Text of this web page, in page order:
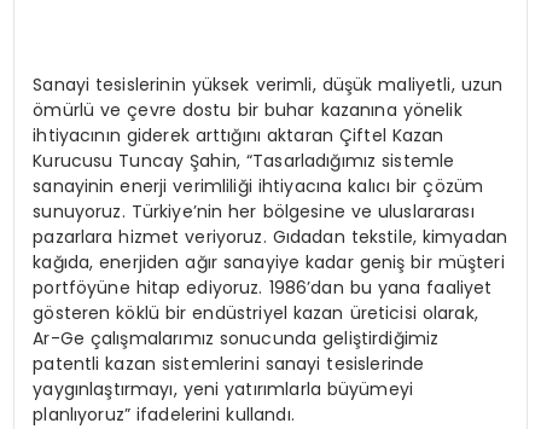
Sanayi tesislerinin yüksek verimli, düşük maliyetli, uzun
ömürlü ve çevre dostu bir buhar kazanına yönelik
ihtiyacının giderek arttığını aktaran Çiftel Kazan
Kurucusu Tuncay Şahin, “Tasarladığımız sistemle
sanayinin enerji verimliliği ihtiyacına kalıcı bir çözüm
sunuyoruz. Türkiye’nin her bölgesine ve uluslararası
pazarlara hizmet veriyoruz. Gıdadan tekstile, kimyadan
kağıda, enerjiden ağır sanayiye kadar geniş bir müşteri
portföyüne hitap ediyoruz. 1986’dan bu yana faaliyet
gösteren köklü bir endüstriyel kazan üreticisi olarak,
Ar-Ge çalışmalarımız sonucunda geliştirdiğimiz
patentli kazan sistemlerini sanayi tesislerinde
yaygınlaştırmayı, yeni yatırımlarla büyümeyi
planlıyoruz” ifadelerini kullandı.